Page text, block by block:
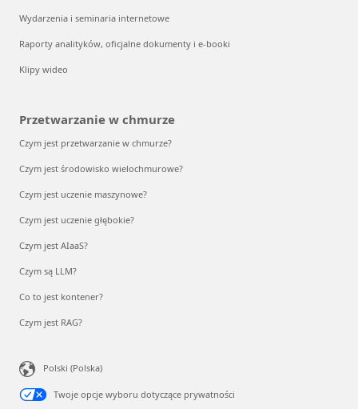
Wydarzenia i seminaria internetowe
Raporty analityków, oficjalne dokumenty i e-booki
Klipy wideo
Przetwarzanie w chmurze
Czym jest przetwarzanie w chmurze?
Czym jest środowisko wielochmurowe?
Czym jest uczenie maszynowe?
Czym jest uczenie głębokie?
Czym jest AIaaS?
Czym są LLM?
Co to jest kontener?
Czym jest RAG?
Polski (Polska)
Twoje opcje wyboru dotyczące prywatności